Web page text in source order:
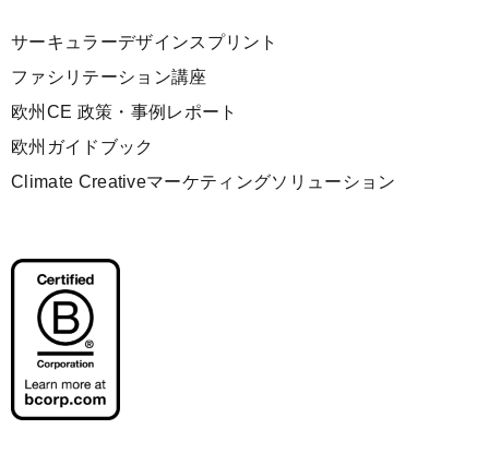
サーキュラーデザインスプリント
ファシリテーション講座
欧州CE 政策・事例レポート
欧州ガイドブック
Climate Creativeマーケティングソリューション